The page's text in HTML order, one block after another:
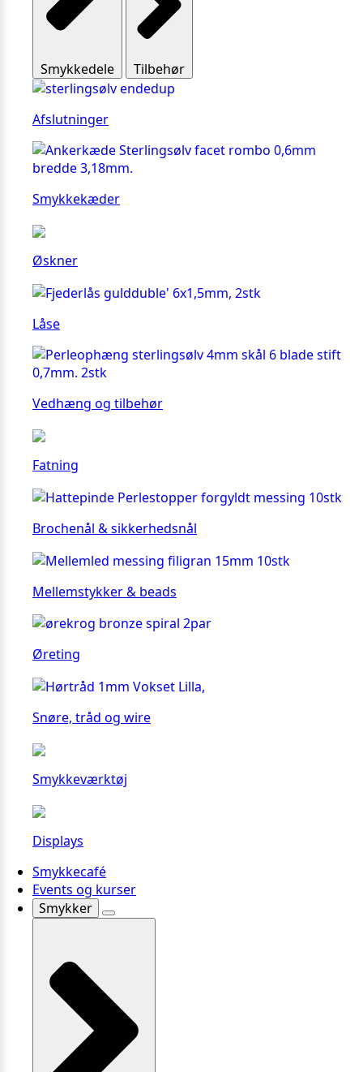
Smykkedele Tilbehør
Afslutninger
Smykkekæder
Øskner
Låse
Vedhæng og tilbehør
Fatning
Brochenål & sikkerhedsnål
Mellemstykker & beads
Øreting
Snøre, tråd og wire
Smykkeværktøj
Displays
Smykkecafé
Events og kurser
Smykker